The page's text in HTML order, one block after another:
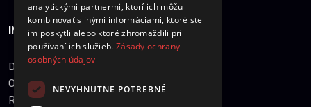
INFORMÁCIE O NÁKUPE
Dobrava a množstevné zľavy
Obchodné podmienky
Reklamácie
analytickými partnermi, ktorí ich môžu
kombinovať s inými informáciami, ktoré ste
im poskytli alebo ktoré zhromaždili pri
používaní ich služieb. Zásady ochrany
osobných údajov
NEVYHNUTNE POTREBNÉ